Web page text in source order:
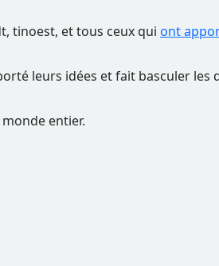
tinoest, et tous ceux qui ont
leurs idées et fait basculer les
entier.